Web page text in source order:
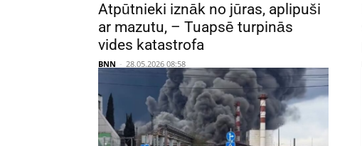
Atpūtnieki iznāk no jūras, aplipuši
ar mazutu, – Tuapsē turpinās
vides katastrofa
BNN - 28.05.2026 08:58